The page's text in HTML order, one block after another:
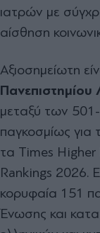
ιατρών με
αίσθηση
Αξιοσημείωτη
Πανεπιστημίου
μεταξύ των
παγκοσμίως
τα Times
Rankings 2026.
κορυφαία 151
Ένωσης και